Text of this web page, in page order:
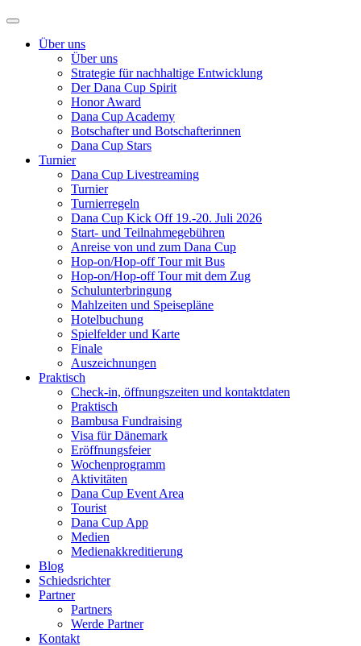
Über uns
Über uns
Strategie für nachhaltige Entwicklung
Der Dana Cup Spirit
Honor Award
Dana Cup Academy
Botschafter und Botschafterinnen
Dana Cup Stars
Turnier
Dana Cup Livestreaming
Turnier
Turnierregeln
Dana Cup Kick Off 19.-20. Juli 2026
Start- und Teilnahmegebühren
Anreise von und zum Dana Cup
Hop-on/Hop-off Tour mit Bus
Hop-on/Hop-off Tour mit dem Zug
Schulunterbringung
Mahlzeiten und Speisepläne
Hotelbuchung
Spielfelder und Karte
Finale
Auszeichnungen
Praktisch
Check-in, öffnungszeiten und kontaktdaten
Praktisch
Bambusa Fundraising
Visa für Dänemark
Eröffnungsfeier
Wochenprogramm
Aktivitäten
Dana Cup Event Area
Tourist
Dana Cup App
Medien
Medienakkreditierung
Blog
Schiedsrichter
Partner
Partners
Werde Partner
Kontakt